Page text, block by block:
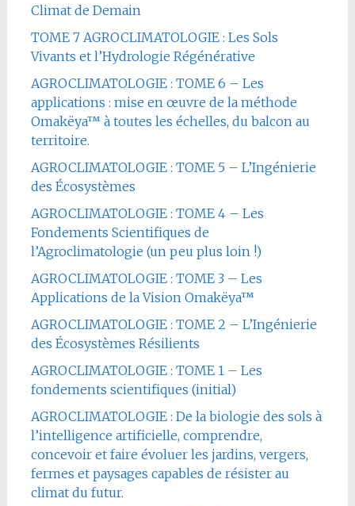
Climat de Demain
TOME 7 AGROCLIMATOLOGIE : Les Sols
Vivants et l’Hydrologie Régénérative
AGROCLIMATOLOGIE : TOME 6 – Les
applications : mise en œuvre de la méthode
Omakëya™ à toutes les échelles, du balcon au
territoire.
AGROCLIMATOLOGIE : TOME 5 – L’Ingénierie
des Écosystèmes
AGROCLIMATOLOGIE : TOME 4 – Les
Fondements Scientifiques de
l’Agroclimatologie (un peu plus loin !)
AGROCLIMATOLOGIE : TOME 3 – Les
Applications de la Vision Omakëya™
AGROCLIMATOLOGIE : TOME 2 – L’Ingénierie
des Écosystèmes Résilients
AGROCLIMATOLOGIE : TOME 1 – Les
fondements scientifiques (initial)
AGROCLIMATOLOGIE : De la biologie des sols à
l’intelligence artificielle, comprendre,
concevoir et faire évoluer les jardins, vergers,
fermes et paysages capables de résister au
climat du futur.